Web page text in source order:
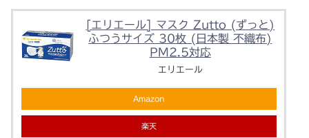
[エリエール] マスク Zutto (ずっと)
ふつうサイズ 30枚 (日本製 不織布)
PM2.5対応
エリエール
Amazon
楽天